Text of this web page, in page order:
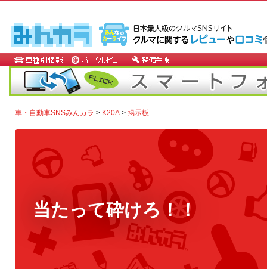
車・自動車SNSみんカラ > K20A > 掲示板
当たって砕けろ！！